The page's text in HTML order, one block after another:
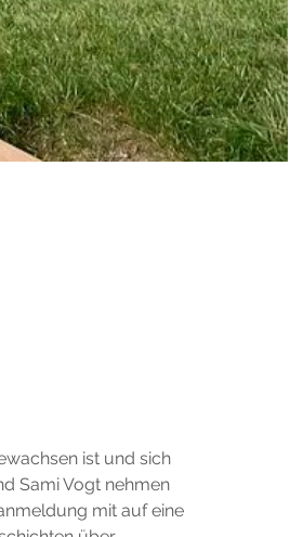
ist und sich
Sami Vogt nehmen
mit auf eine